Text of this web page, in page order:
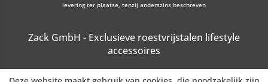
levering ter plaatse, tenzij anderszins beschreven
Zack GmbH - Exclusieve roestvrijstalen lifestyle
accessoires